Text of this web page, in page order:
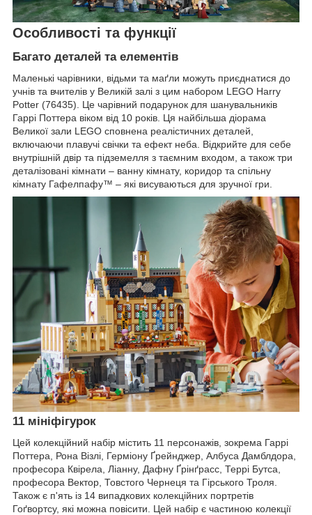
Особливості та функції
Багато деталей та елементів
Маленькі чарівники, відьми та маґли можуть приєднатися до
учнів та вчителів у Великій залі з цим набором LEGO Harry
Potter (76435). Це чарівний подарунок для шанувальників
Гаррі Поттера віком від 10 років. Ця найбільша діорама
Великої зали LEGO сповнена реалістичних деталей,
включаючи плавучі свічки та ефект неба. Відкрийте для себе
внутрішній двір та підземелля з таємним входом, а також три
деталізовані кімнати – ванну кімнату, коридор та спільну
кімнату Гафелпафу™ – які висуваються для зручної гри.
11 мініфігурок
Цей колекційний набір містить 11 персонажів, зокрема Гаррі
Поттера, Рона Візлі, Герміону Ґрейнджер, Албуса Дамблдора,
професора Квірела, Ліанну, Дафну Ґрінґрасс, Террі Бутса,
професора Вектор, Товстого Чернеця та Гірського Троля.
Також є п'ять із 14 випадкових колекційних портретів
Гоґвортсу, які можна повісити. Цей набір є частиною колекції